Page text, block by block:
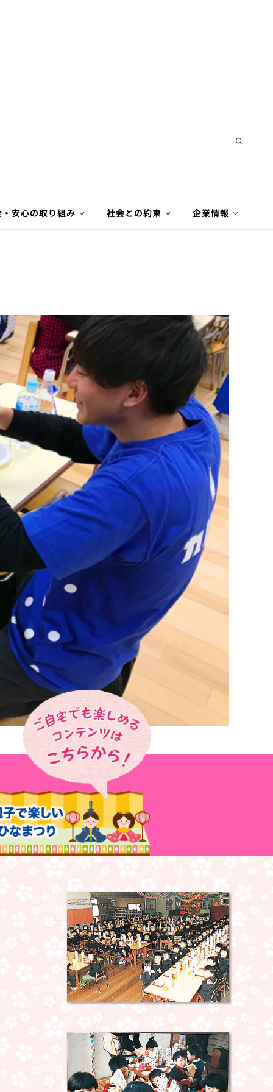
・安心の取り組み 社会との約束 企業情報